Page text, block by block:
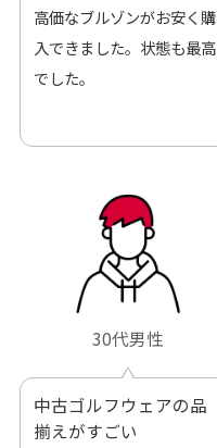
高価なブルゾンがお安く購
入できました。状態も最高
でした。
30代男性
中古ゴルフウェアの品
揃えがすごい